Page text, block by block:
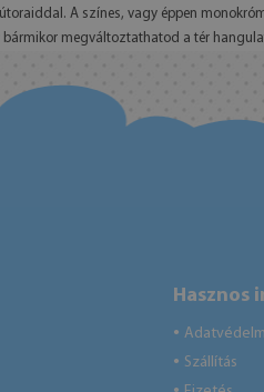
A színes, vagy éppen
bármikor megváltoztathatod a tér
Hasznos
●
● Szállítás